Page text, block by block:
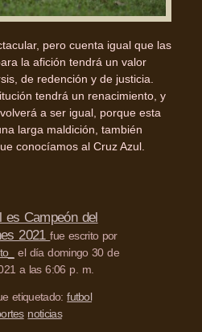
pero cuenta igual que las
la afición tendrá un valor
de redención y de justicia.
tendrá un renacimiento, y
a ser igual, porque esta
larga maldición, también
conocíamos al Cruz Azul.
es Campeón del
2021fue escrito por
el día domingo 30 de
a las 6:06 p. m.
etiquetado:futbol
noticias